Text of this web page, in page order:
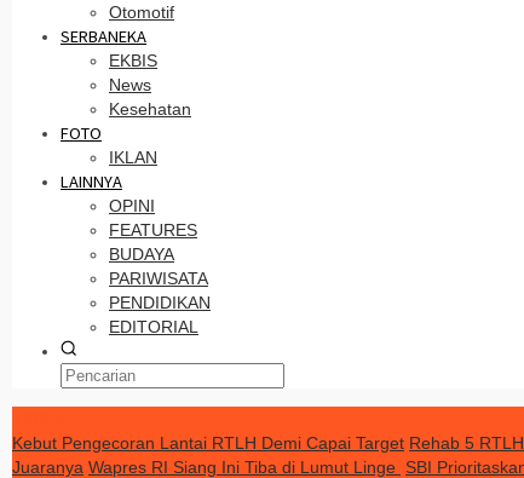
Otomotif
SERBANEKA
EKBIS
News
Kesehatan
FOTO
IKLAN
LAINNYA
OPINI
FEATURES
BUDAYA
PARIWISATA
PENDIDIKAN
EDITORIAL
Kebut Pengecoran Lantai RTLH Demi Capai Target Rehab 5
Juaranya Wapres RI Siang Ini Tiba di Lumut Linge SBI